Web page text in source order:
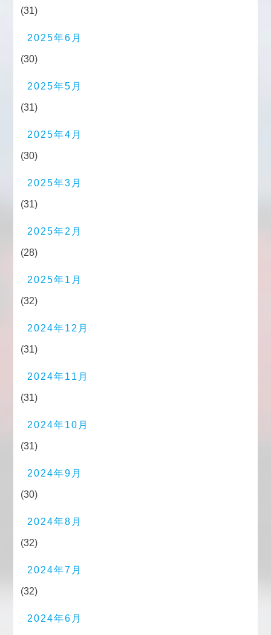
(31)
2025年6月
(30)
2025年5月
(31)
2025年4月
(30)
2025年3月
(31)
2025年2月
(28)
2025年1月
(32)
2024年12月
(31)
2024年11月
(31)
2024年10月
(31)
2024年9月
(30)
2024年8月
(32)
2024年7月
(32)
2024年6月